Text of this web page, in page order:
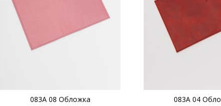
083А 08 Обложка 083А 04